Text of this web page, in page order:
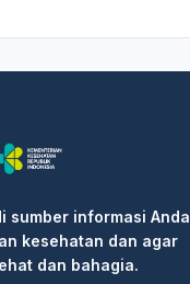
sumber informasi Anda
kesehatan dan agar
dan bahagia.